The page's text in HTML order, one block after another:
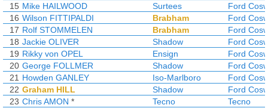
15 Mike HAILWOOD Surtees
Ford
16 Wilson FITTIPALDI Brabham
Ford
17 Rolf STOMMELEN Brabham
Ford
18 Jackie OLIVER Shadow
Ford
19 Rikky von OPEL Ensign
Ford
20 George FOLLMER Shadow
Ford
21 Howden GANLEY Iso-Marlboro
Ford
22 Graham HILL Shadow
Ford
23 Chris AMON * Tecno
Tecno